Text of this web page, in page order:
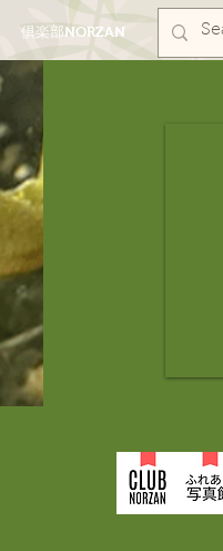
倶楽部NORZAN